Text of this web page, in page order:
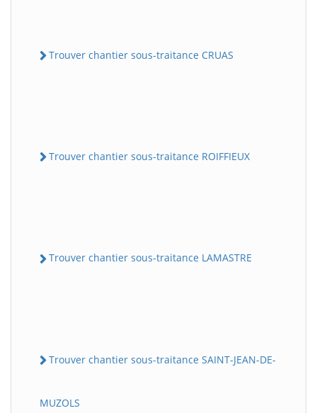
Trouver chantier sous-traitance CRUAS
Trouver chantier sous-traitance ROIFFIEUX
Trouver chantier sous-traitance LAMASTRE
Trouver chantier sous-traitance SAINT-JEAN-DE-
MUZOLS